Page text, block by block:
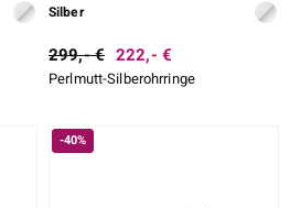
Silber
299,- € 222,- €
Perlmutt-Silberohrringe
-40%